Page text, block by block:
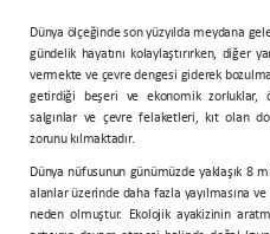
Dünya ölçeğinde son yüzyılda meydana
gündelik hayatını kolaylaştırırken, diğer
vermekte ve çevre dengesi giderek
getirdiği beşeri ve ekonomik zorluklar,
salgınlar ve çevre felaketleri, kıt olan
zorunu kılmaktadır.
Dünya nüfusunun günümüzde yaklaşık 8
alanlar üzerinde daha fazla yayılmasına
neden olmuştur. Ekolojik ayakizinin